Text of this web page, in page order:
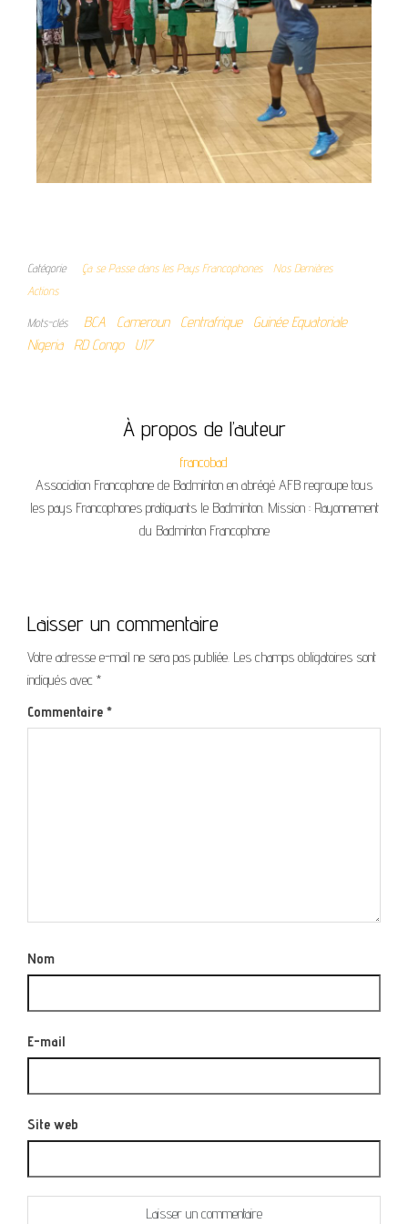
Catégorie Ça se Passe dans les Pays Francophones
Nos Dernières
Actions
Mots-clés BCA Cameroun Centrafrique
Guinée Equatoriale
Nigeria
RD Congo U17
À propos de l’auteur
francobad
Association Francophone de Badminton en abrégé AFB regroupe tous
les pays Francophones pratiquants le Badminton. Mission : Rayonnement
du Badminton Francophone
Laisser un commentaire
Votre adresse e-mail ne sera pas publiée. Les champs obligatoires sont
indiqués avec *
Commentaire *
Nom
E-mail
Site web